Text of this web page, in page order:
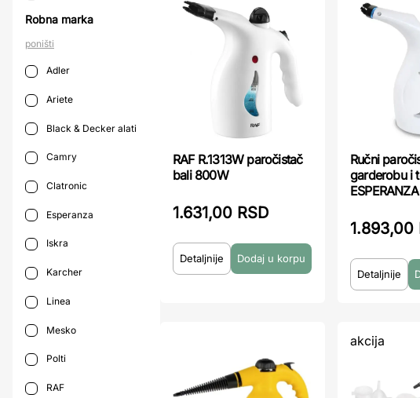
Robna marka
poništi
Adler
Ariete
Black & Decker alati
Camry
Clatronic
Esperanza
Iskra
Karcher
Linea
Mesko
Polti
RAF
RAF R.1313W paročistač
bali 800W
1.631,00 RSD
Detaljnije
Ručni
garderobu i
ESPERANZA
1.893,00
Detaljnije
akcija